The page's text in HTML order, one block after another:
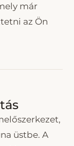
már
az Ön
üstbe. A